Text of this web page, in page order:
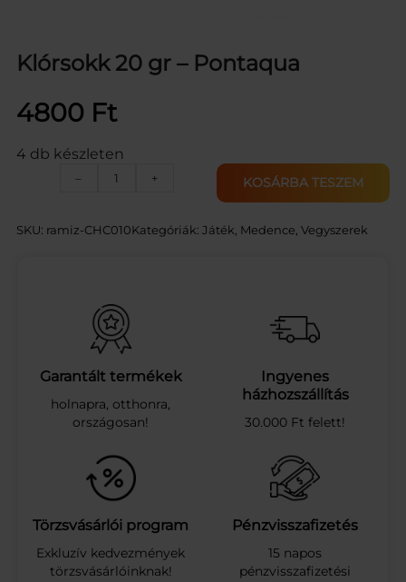
Klórsokk 20 gr – Pontaqua
4800 Ft
4 db készleten
–
K
r
2
0
g
r
P
o
t
a
q
u
a
m
e
+ KOSÁRBA TESZEM
SKU: ramiz-CHC010Kategóriák: Játék Medence Vegyszerek
Garantált termékek
holnapra, otthonra,
országosan!
Ingyenes
házhozszállítás
30.000 Ft felett!
Törzsvásárlói program
Exkluzív kedvezmények
törzsvásárlóinknak!
Pénzvisszafizetés
15 napos
pénzvisszafizetési